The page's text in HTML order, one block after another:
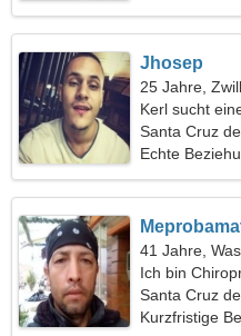
Jhosep
25 Jahre,
Kerl sucht
Santa Cruz
Echte
41 Jahre,
Ich bin
Santa Cruz
Kurzfristige